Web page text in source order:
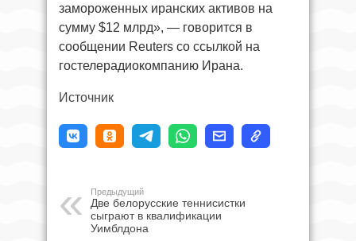
замороженных иранских активов на
сумму $12 млрд», — говорится в
сообщении Reuters со ссылкой на
гостелерадиокомпанию Ирана.
Источник
Предыдущий
Две белорусские теннисистки
сыграют в квалификации
Уимблдона